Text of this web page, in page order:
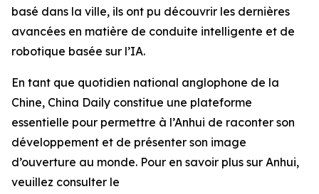
basé dans la ville, ils ont pu découvrir les dernières
avancées en matière de conduite intelligente et de
robotique basée sur l’IA.
En tant que quotidien national anglophone de la
Chine, China Daily constitue une plateforme
essentielle pour permettre à l’Anhui de raconter son
développement et de présenter son image
d’ouverture au monde. Pour en savoir plus sur Anhui,
veuillez consulter le